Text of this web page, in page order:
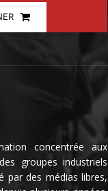
concentrée aux
groupes industriels
par des médias libres,